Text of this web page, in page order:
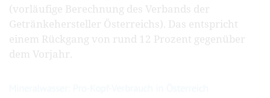
(vorläufige Berechnung des Verbands der
Getränkehersteller Österreichs). Das entspricht
einem Rückgang von rund 12 Prozent gegenüber
dem Vorjahr.